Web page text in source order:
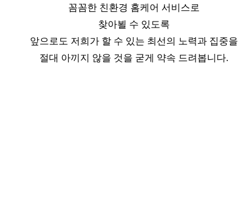
꼼꼼한 친환경 홈케어 서비스로
찾아뵐 수 있도록
앞으로도 저희가 할 수 있는 최선의 노력과 집중을
절대 아끼지 않을 것을 굳게 약속 드려봅니다.